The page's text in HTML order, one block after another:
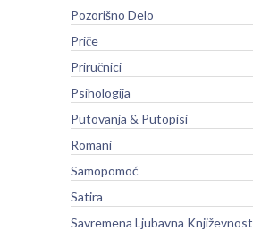
Pozorišno Delo
Priče
Priručnici
Psihologija
Putovanja & Putopisi
Romani
Samopomoć
Satira
Savremena Ljubavna Književnost